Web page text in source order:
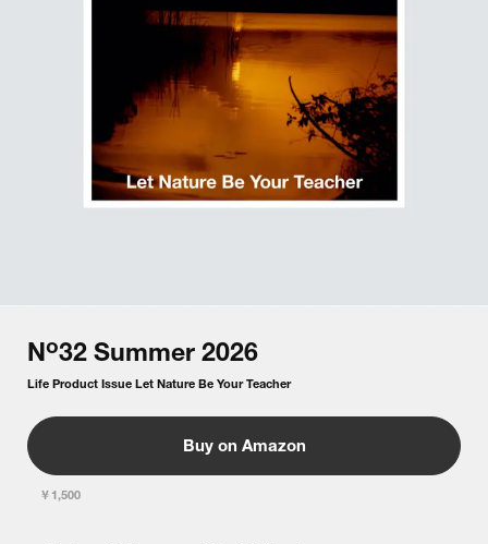
No32 Summer 2026
Life Product Issue Let Nature Be Your Teacher
Buy on Amazon
￥1,500